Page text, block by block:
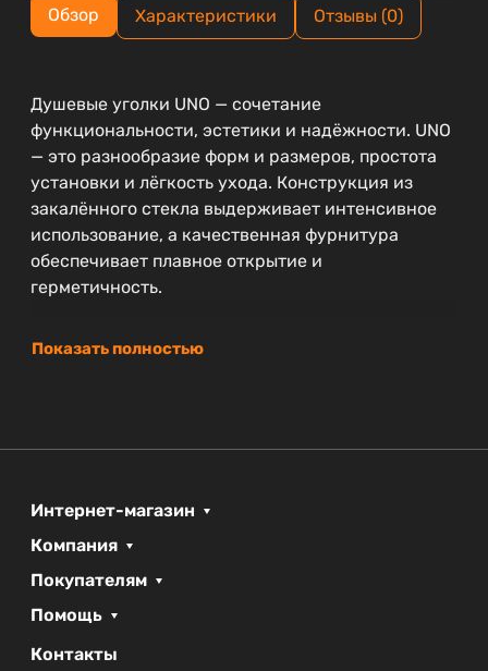
Обзор Характеристики Отзывы (0)
Душевые уголки UNO — сочетание
функциональности, эстетики и надёжности. UNO
— это разнообразие форм и размеров, простота
установки и лёгкость ухода. Конструкция из
закалённого стекла выдерживает интенсивное
использование, а качественная фурнитура
обеспечивает плавное открытие и
герметичность.
Показать полностью
Интернет-магазин
Компания
Покупателям
Помощь
Контакты